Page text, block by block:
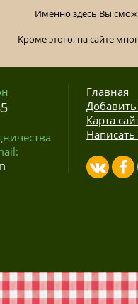
Именно здесь Вы
Кроме этого, на сайте
Главная
Карта